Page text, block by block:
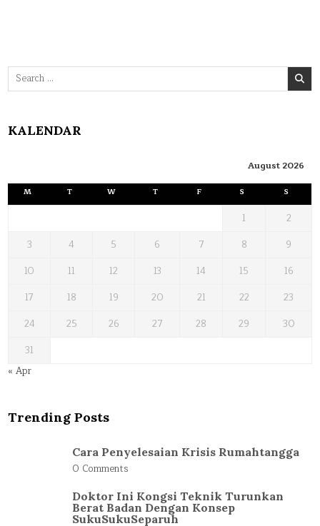
Search
for:
KALENDAR
August 2026
M T W T F S S
1
2
3
4 5 6 7 8
9
10
11 12 13 14 15
16
17
18 19 20 21 22
23
24
25 26 27 28 29
30
31
« Apr
Trending Posts
Cara Penyelesaian Krisis Rumahtangga
0 Comments
Doktor Ini Kongsi Teknik Turunkan
Berat Badan Dengan Konsep
SukuSukuSeparuh